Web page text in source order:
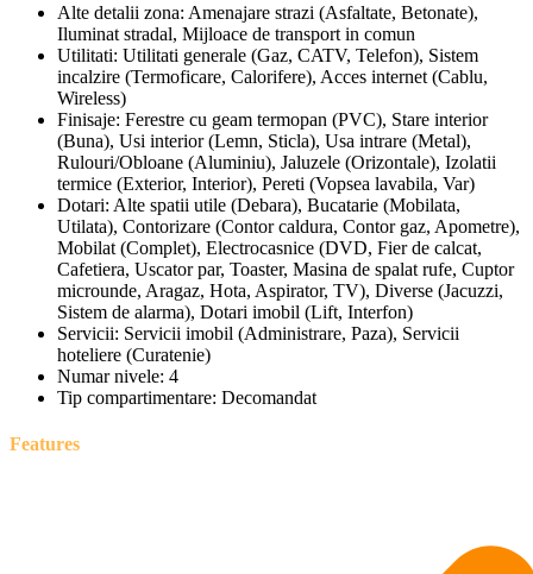
Alte detalii zona: Amenajare strazi (Asfaltate, Betonate),
Iluminat stradal, Mijloace de transport in comun
Utilitati: Utilitati generale (Gaz, CATV, Telefon), Sistem
incalzire (Termoficare, Calorifere), Acces internet (Cablu,
Wireless)
Finisaje: Ferestre cu geam termopan (PVC), Stare interior
(Buna), Usi interior (Lemn, Sticla), Usa intrare (Metal),
Rulouri/Obloane (Aluminiu), Jaluzele (Orizontale), Izolatii
termice (Exterior, Interior), Pereti (Vopsea lavabila, Var)
Dotari: Alte spatii utile (Debara), Bucatarie (Mobilata,
Utilata), Contorizare (Contor caldura, Contor gaz, Apometre),
Mobilat (Complet), Electrocasnice (DVD, Fier de calcat,
Cafetiera, Uscator par, Toaster, Masina de spalat rufe, Cuptor
microunde, Aragaz, Hota, Aspirator, TV), Diverse (Jacuzzi,
Sistem de alarma), Dotari imobil (Lift, Interfon)
Servicii: Servicii imobil (Administrare, Paza), Servicii
hoteliere (Curatenie)
Numar nivele: 4
Tip compartimentare: Decomandat
Features